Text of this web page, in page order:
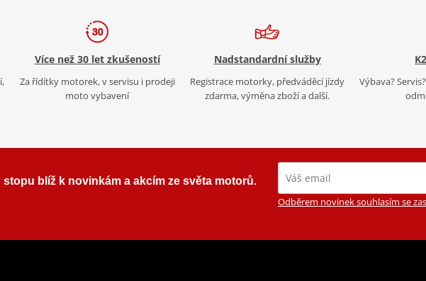
Více než 30 let zkušeností
Za řídítky motorek, v servisu i prodeji
moto vybavení
Nadstandardní služby
Registrace motorky, předváděcí jízdy
zdarma, výměna zboží a další.
Výbava?
blíž k novinkám a akcím ze světa motorů.
Odběrem novinek souhlasím se